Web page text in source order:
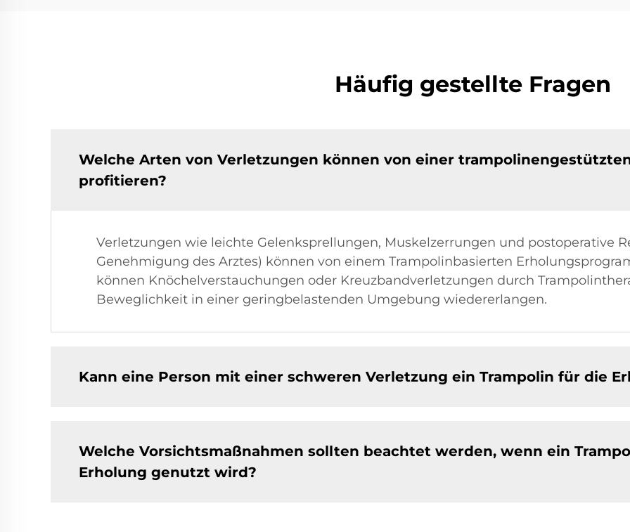
Häufig gestellte Fragen
Welche Arten von Verletzungen können von einer
profitieren?
Verletzungen wie leichte Gelenksprellungen, Muskelzerrungen und postoperative
Genehmigung des Arztes) können von einem Trampolinbasierten
können Knöchelverstauchungen oder Kreuzbandverletzungen durch
Beweglichkeit in einer geringbelastenden Umgebung wiedererlangen.
Kann eine Person mit einer schweren Verletzung ein Trampolin für die
Welche Vorsichtsmaßnahmen sollten beachtet werden, wenn ein
Erholung genutzt wird?